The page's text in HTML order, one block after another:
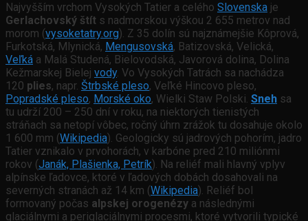
Najvyšším vrchom Vysokých Tatier a celého Slovenska je
Gerlachovský štít s nadmorskou výškou 2 655 metrov nad
morom (vysoketatry.org). Z 35 dolín sú najznámejšie Kôprová,
Furkotská, Mlynická, Mengusovská, Batizovská, Velická,
Veľká a Malá Studená, Bielovodská, Javorová dolina, Dolina
Kežmarskej Bielej vody. Vo Vysokých Tatrách sa nachádza
120 plies, napr. Štrbské pleso, Veľké Hincovo pleso,
Popradské pleso, Morské oko, Wielki Staw Polski. Sneh sa
tu udrží 200 – 250 dní v roku, na niektorých tienistých
stráňach sa netopí vôbec, ročný úhrn zrážok tu dosahuje okolo
1 600 mm (Wikipedia). Geologicky sú jadrových pohorím, jadro
Tatier vznikalo v prvohorách, v karbóne pred 210 miliónmi
rokov (Janák, Plašienka, Petrík). Na reliéf mali hlavný vplyv
alpínske ľadovce, ktoré v ľadových dobách dosahovali na
severných stranách až 14 km (Wikipedia). Reliéf bol
formovaný počas alpskej orogenézy a následnými
glaciálnymi a periglaciálnymi procesmi, ktoré vytvorili typické